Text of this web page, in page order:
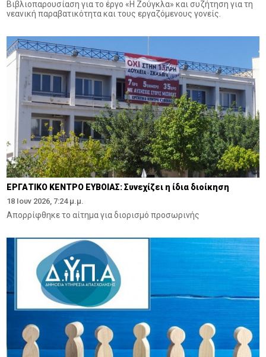
Βιβλιοπαρουσίαση για το έργο «Η Ζούγκλα» και συζήτηση για τη
νεανική παραβατικότητα και τους εργαζόμενους γονείς.
ΕΡΓΑΤΙΚΟ ΚΕΝΤΡΟ ΕΥΒΟΙΑΣ: Συνεχίζει η ίδια διοίκηση
18 Ιουν 2026, 7:24 μ.μ.
Απορρίφθηκε το αίτημα για διορισμό προσωρινής